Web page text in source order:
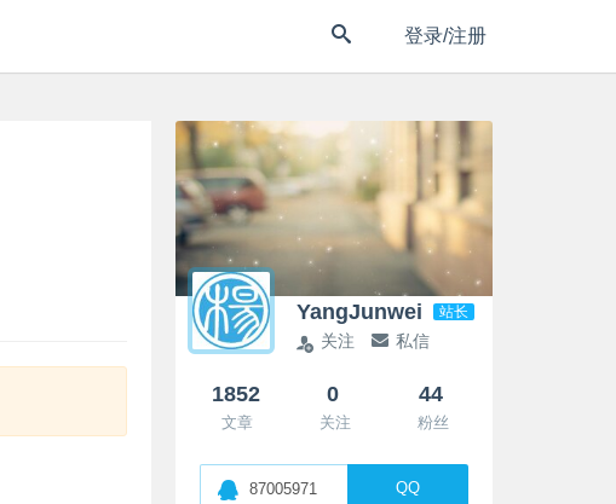
登录/注册
YangJunwei 站长
关注 私信
1852
文章
0
关注
44
粉丝
87005971 QQ